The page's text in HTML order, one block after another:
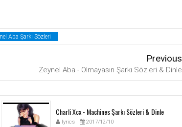
Aba Şarkı Sözleri
Previous
Zeynel Aba - Olmayasın Şarkı Sözleri & Dinle
Charli Xcx - Machines Şarkı Sözleri & Dinle
lyrics 2017/12/10